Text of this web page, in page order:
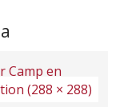
Camp en
(288 × 288)